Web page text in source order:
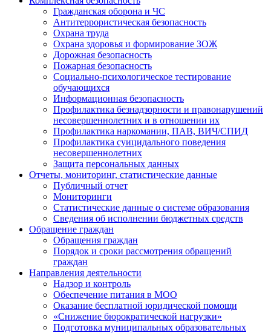
Гражданская оборона и ЧС
Антитеррористическая безопасность
Охрана труда
Охрана здоровья и формирование ЗОЖ
Дорожная безопасность
Пожарная безопасность
Социально-психологическое тестирование
обучающихся
Информационная безопасность
Профилактика безнадзорности и правонарушений
несовершеннолетних и в отношении их
Профилактика наркомании, ПАВ, ВИЧ/СПИД
Профилактика суицидального поведения
несовершеннолетних
Защита персональных данных
Отчеты, мониторинг, статистические данные
Публичный отчет
Мониторинги
Статистические данные о системе образования
Сведения об исполнении бюджетных средств
Обращение граждан
Обращения граждан
Порядок и сроки рассмотрения обращений
граждан
Направления деятельности
Надзор и контроль
Обеспечение питания в МОО
Оказание бесплатной юридической помощи
«Снижение бюрократической нагрузки»
Подготовка муниципальных образовательных